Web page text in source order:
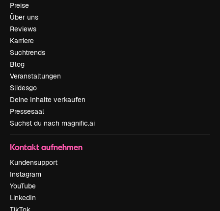
Preise
Über uns
Reviews
Karriere
Suchtrends
Blog
Veranstaltungen
Slidesgo
Deine Inhalte verkaufen
Pressesaal
Suchst du nach magnific.ai
Kontakt aufnehmen
Kundensupport
Instagram
YouTube
LinkedIn